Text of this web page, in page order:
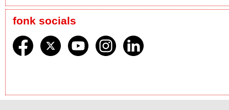
fonk socials